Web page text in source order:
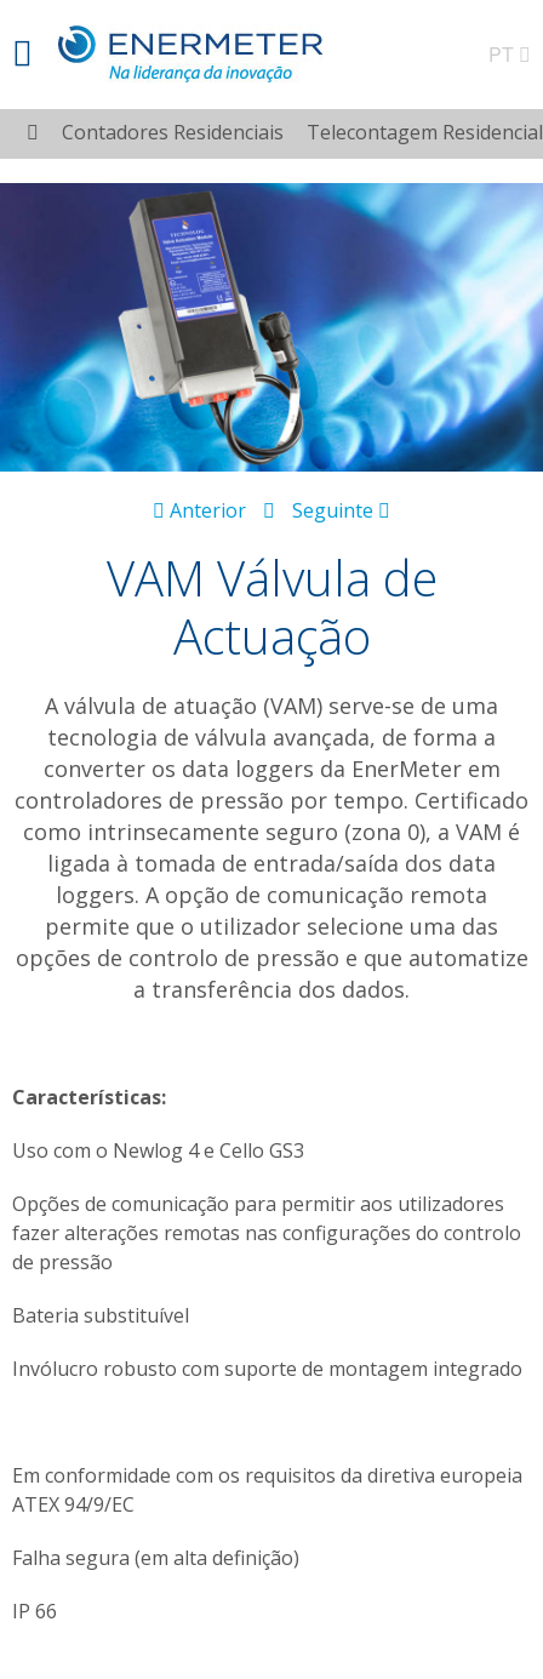
PT
Contadores Residenciais Telecontagem Residencial
Anterior Seguinte
VAM Válvula de
Actuação
A válvula de atuação (VAM) serve-se de uma
tecnologia de válvula avançada, de forma a
converter os data loggers da EnerMeter em
controladores de pressão por tempo. Certificado
como intrinsecamente seguro (zona 0), a VAM é
ligada à tomada de entrada/saída dos data
loggers. A opção de comunicação remota
permite que o utilizador selecione uma das
opções de controlo de pressão e que automatize
a transferência dos dados.
Características:
Uso com o Newlog 4 e Cello GS3
Opções de comunicação para permitir aos utilizadores
fazer alterações remotas nas configurações do controlo
de pressão
Bateria substituível
Invólucro robusto com suporte de montagem integrado
Em conformidade com os requisitos da diretiva europeia
ATEX 94/9/EC
Falha segura (em alta definição)
IP 66